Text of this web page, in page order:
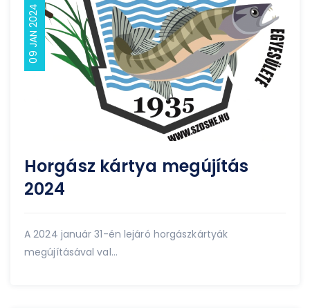
09 JAN 2024
Horgász kártya megújítás
2024
A 2024 január 31-én lejáró horgászkártyák
megújításával val...